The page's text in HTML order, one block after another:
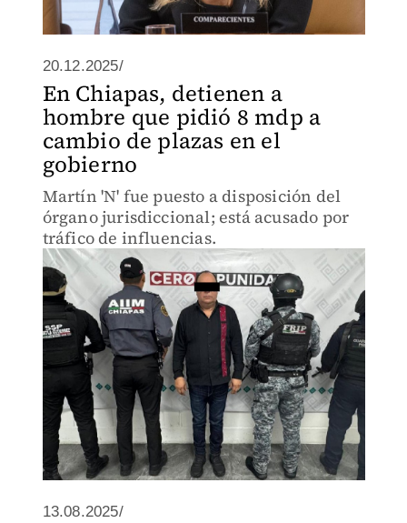
20.12.2025/
En Chiapas, detienen a
hombre que pidió 8 mdp a
cambio de plazas en el
gobierno
Martín 'N' fue puesto a disposición del
órgano jurisdiccional; está acusado por
tráfico de influencias.
13.08.2025/